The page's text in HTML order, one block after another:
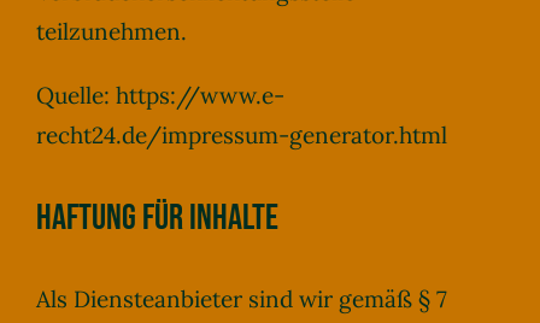
teilzunehmen.
Quelle: https://www.e-
recht24.de/impressum-generator.html
Haftung für Inhalte
Als Diensteanbieter sind wir gemäß § 7